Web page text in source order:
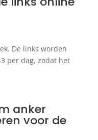
De links worden
per dag, zodat het
anker
voor de